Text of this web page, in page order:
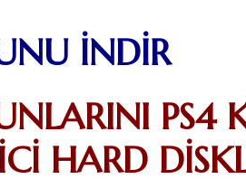
İNDİR
PS4
HARD